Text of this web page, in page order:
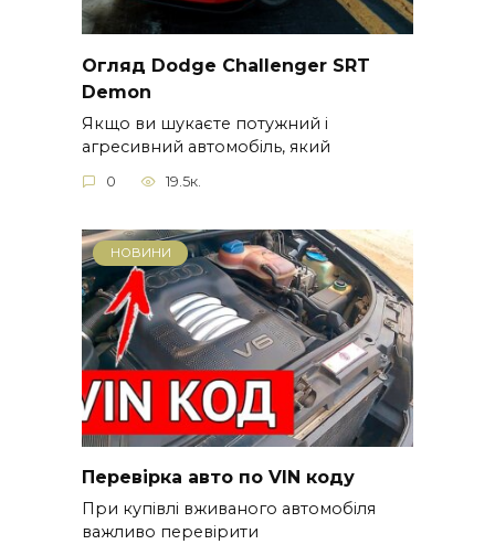
Огляд Dodge Challenger SRT
Demon
Якщо ви шукаєте потужний і
агресивний автомобіль, який
0 19.5к.
НОВИНИ
Перевірка авто по VIN коду
При купівлі вживаного автомобіля
важливо перевірити